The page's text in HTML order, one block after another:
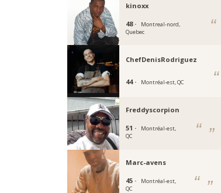
kinoxx
48 ·
Montreal-nord,
Quebec
ChefDenisRodriguez
44 · Montréal-est, QC
Freddyscorpion
51 ·
Montréal-est,
QC
Marc-avens
45 ·
Montréal-est,
QC